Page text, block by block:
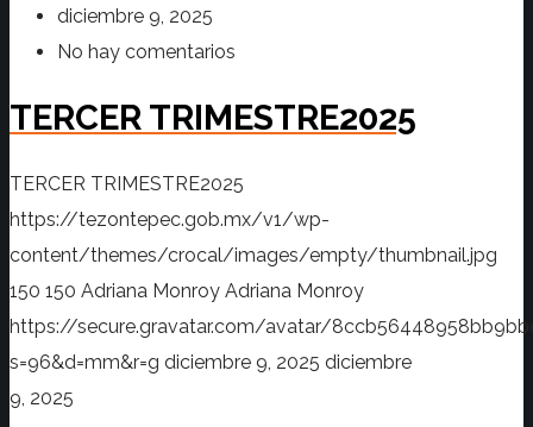
diciembre 9, 2025
No hay comentarios
TERCER TRIMESTRE2025
TERCER TRIMESTRE2025
https://tezontepec.gob.mx/v1/wp-
content/themes/crocal/images/empty/thumbnail.jpg
150 150 Adriana Monroy Adriana Monroy
https://secure.gravatar.com/avatar/
s=96&d=mm&r=g diciembre 9, 2025 diciembre
9, 2025